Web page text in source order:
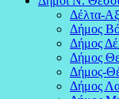
Δέλτα-
Δήμος
Δήμος
Δήμος
Δήμος-
Δήμος